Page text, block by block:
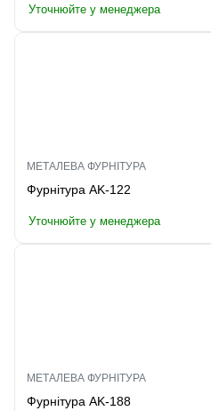
Уточнюйте у менеджера
МЕТАЛЕВА ФУРНІТУРА
Фурнітура AK-122
Уточнюйте у менеджера
МЕТАЛЕВА ФУРНІТУРА
Фурнітура AK-188